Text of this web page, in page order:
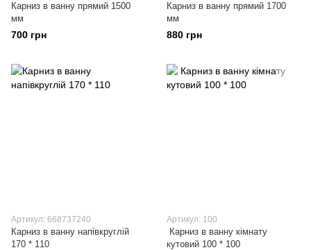
Карниз в ванну прямий 1500
мм
700 грн
Карниз в ванну прямий 1700
мм
880 грн
Артикул: 668737240
Карниз в ванну напівкруглій
170 * 110
Артикул: 100
Карниз в ванну кімнату
кутовий 100 * 100